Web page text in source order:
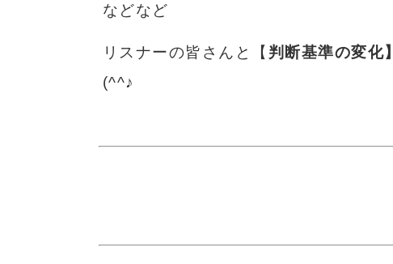
などなど
リスナーの皆さんと【 判断基準の変化】
(^^♪